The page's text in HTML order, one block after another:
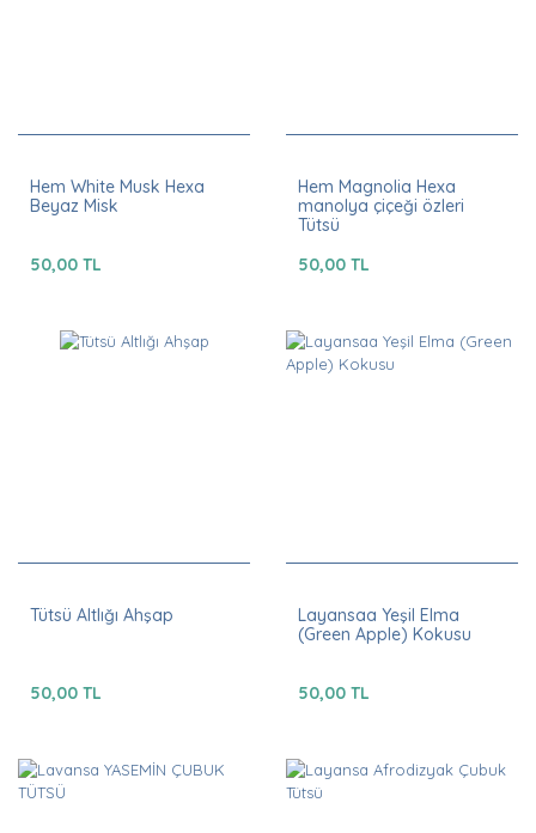
Hem White Musk Hexa
Beyaz Misk
50,00 TL
Hem Magnolia Hexa
manolya çiçeği özleri
Tütsü
50,00 TL
Tütsü Altlığı Ahşap
50,00 TL
Layansaa Yeşil Elma
(Green Apple) Kokusu
50,00 TL